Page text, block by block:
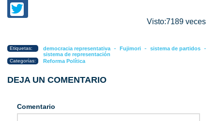
Visto:7189 veces
Etiquetas: democracia representativa - Fujimori - sistema de partidos -
sistema de representación
Categorías: Reforma Política
DEJA UN COMENTARIO
Comentario